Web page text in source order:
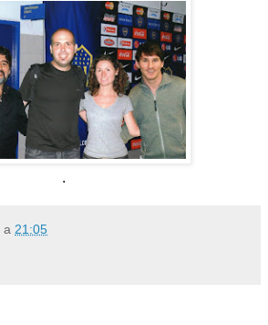
.
a 21:05